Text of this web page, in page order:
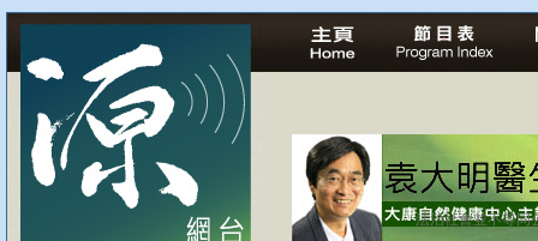
法治社會並不等同
自家教育合法化-